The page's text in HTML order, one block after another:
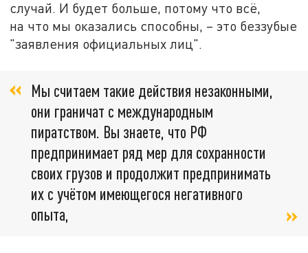
случай. И будет больше, потому что всё,
на что мы оказались способны, – это беззубые
"заявления официальных лиц".
Мы считаем такие действия незаконными,
они граничат с международным
пиратством. Вы знаете, что РФ
предпринимает ряд мер для сохранности
своих грузов и продолжит предпринимать
их с учётом имеющегося негативного
опыта,